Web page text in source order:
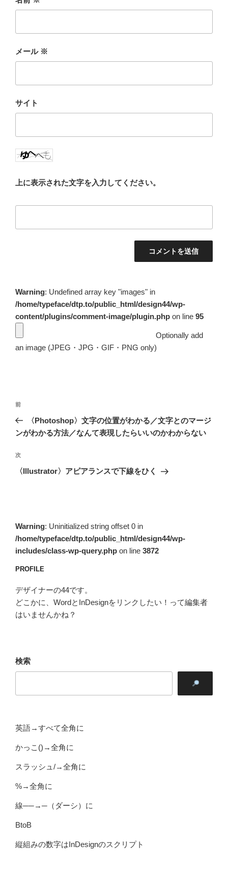
メール ※
サイト
上に表示された文字を入力してください。
Warning: Undefined array key "images" in
/home/typeface/dtp.to/public_html/design44/wp-
content/plugins/comment-image/plugin.php on line 95
Optionally add
an image (JPEG・JPG・GIF・PNG only)
投
ナ
ゲ
ー
前
の
投
前
〈Photoshop〉文字の位置がわかる／文字とのマージ
ンがわかる方法／なんて表現したらいいのかわからない
次
の
次
〈Illustrator〉アピアランスで下線をひく
Warning: Uninitialized string offset 0 in
/home/typeface/dtp.to/public_html/design44/wp-
includes/class-wp-query.php on line 3872
PROFILE
デザイナーの44です。
どこかに、WordとInDesignをリンクしたい！って編集者
はいませんかね？
検索
英語→すべて全角に
かっこ()→全角に
スラッシュ/→全角に
%→全角に
線──→─（ダーシ）に
BtoB
縦組みの数字はInDesignのスクリプト